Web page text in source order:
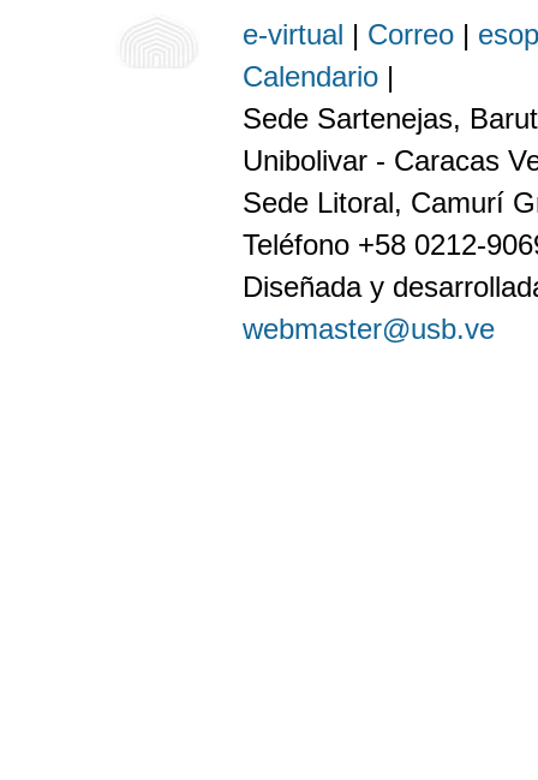
e-virtual | Correo|
Calendario|
Sede Sartenejas,
Unibolivar - Caracas
Sede Litoral, Camurí
Teléfono +58 0212-
Diseñada y
webmaster@usb.ve